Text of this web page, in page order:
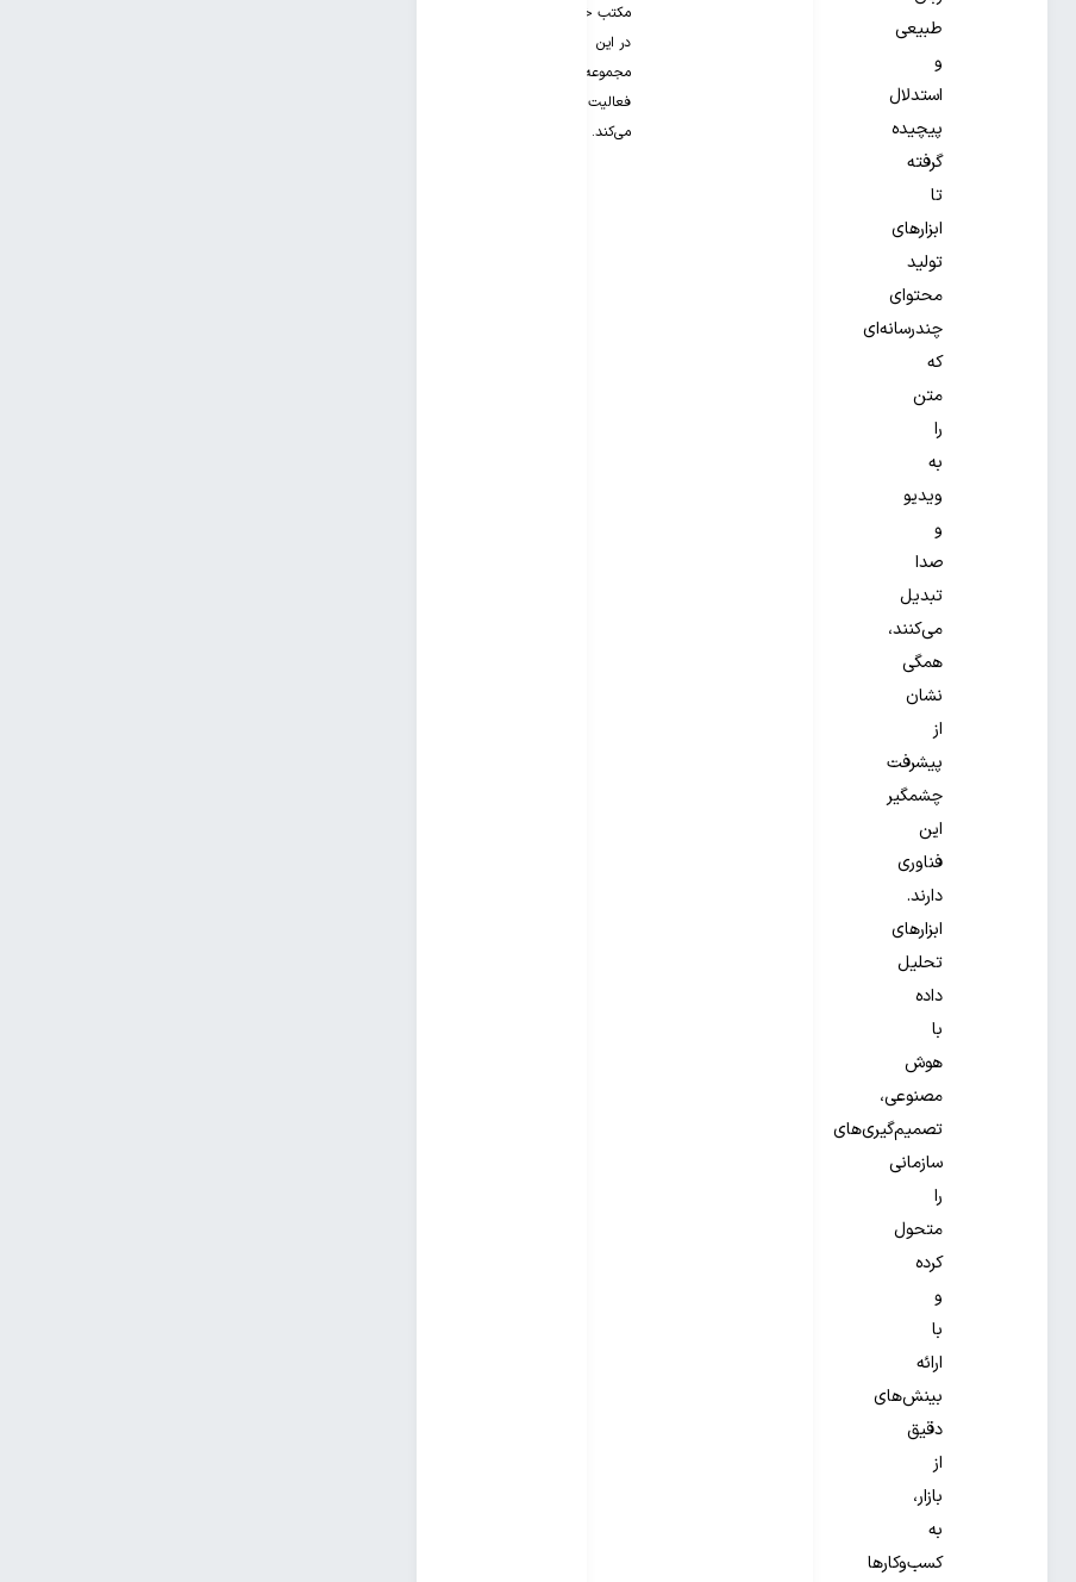
طبیعی
و
استدلال
پیچیده
گرفته
تا
ابزارهای
تولید
محتوای
چندرسانه‌ای
که
متن
را
به
ویدیو
و
صدا
تبدیل
می‌کنند،
همگی
نشان
از
پیشرفت
چشمگیر
این
فناوری
دارند.
ابزارهای
تحلیل
داده
با
هوش
مصنوعی،
تصمیم‌گیری‌های
سازمانی
را
متحول
کرده
و
با
ارائه
بینش‌های
دقیق
از
بازار،
به
کسب‌وکارها
مکتب خونه
در این
مجموعه
فعالیت
می‌کند.